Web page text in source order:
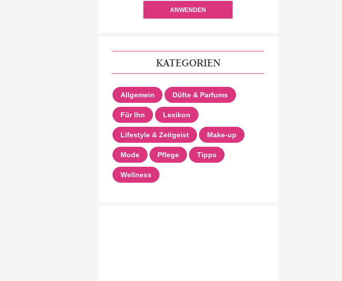
ANWENDEN
KATEGORIEN
Allgemein Düfte & Parfums
Für Ihn Lexikon
Lifestyle & Zeitgeist Make-up
Mode Pflege Tipps
Wellness